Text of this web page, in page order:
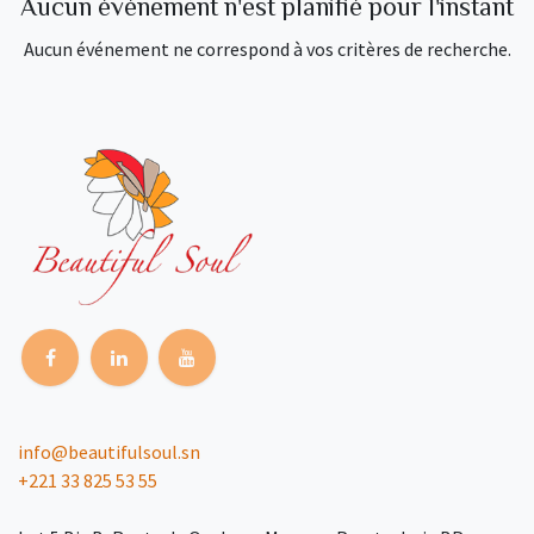
Aucun événement n'est planifié pour l'instant
Aucun événement ne correspond à vos critères de recherche.
info@beautifulsoul.sn
+221 33 825 53 55